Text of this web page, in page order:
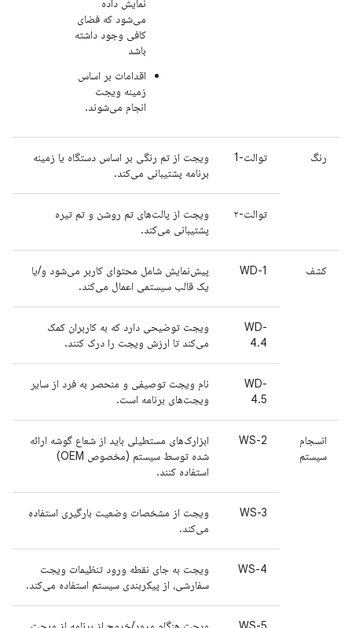
می‌شود که فضای
کافی وجود داشته
باشد
اقدامات بر اساس
زمینه ویجت
انجام می‌شوند.
رنگ توالت-1
ویجت از تم رنگی بر اساس دستگاه یا زمینه
برنامه پشتیبانی می‌کند.
توالت-۲
ویجت از پالت‌های تم روشن و تم تیره
پشتیبانی می‌کند.
کشف WD-1
پیش‌نمایش شامل محتوای کاربر می‌شود و/یا
یک قالب سیستمی اعمال می‌کند.
WD-
4.4
ویجت توضیحی دارد که به کاربران کمک
می‌کند تا ارزش ویجت را درک کنند.
WD-
4.5
نام ویجت توصیفی و منحصر به فرد از سایر
ویجت‌های برنامه است.
انسجام
سیستم
WS-2
ابزارک‌های مستطیلی باید از شعاع گوشه ارائه
شده توسط سیستم (مخصوص OEM)
استفاده کنند.
WS-3
ویجت از مشخصات وضعیت بارگیری استفاده
می‌کند.
WS-4
ویجت به جای نقطه ورود تنظیمات ویجت
سفارشی، از پیکربندی سیستم استفاده می‌کند.